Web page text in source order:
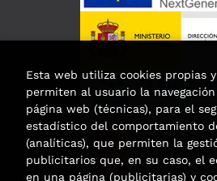
Esta web utiliza cookies propias
permiten al usuario la
página web (técnicas), para el
estadístico del comportamiento
(analíticas), que permiten la
publicitarios que, en su caso, el
en una página (publicitarias) y